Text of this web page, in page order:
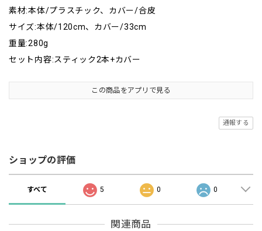
素材:本体/プラスチック、カバー/合皮
サイズ:本体/120cm、カバー/33cm
重量:280g
セット内容:スティック2本+カバー
この商品をアプリで見る
通報する
ショップの評価
すべて 5 0 0
関連商品